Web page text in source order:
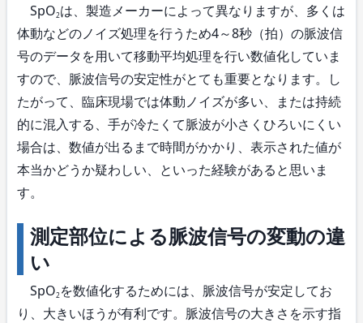
SpO2は、製造メーカーによって異なりますが、多くは
体動などのノイズ処理を行うため4～8秒（拍）の脈波信
号のデータを用いて移動平均処理を行い数値化していま
すので、脈波信号の安定性がとても重要となります。し
たがって、臨床現場では体動ノイズが多い、または持続
的に混入する、手が冷たくて脈波が小さくひろいにくい
場合は、数値が出るまで時間がかかり、表示された値が
本当かどうか疑わしい、といった経験があると思いま
す。
測定部位による脈波信号の変動の違
い
SpO2 を数値化するためには、脈波信号が安定してお
り、大きいほうが有利です。脈波信号の大きさを示す指